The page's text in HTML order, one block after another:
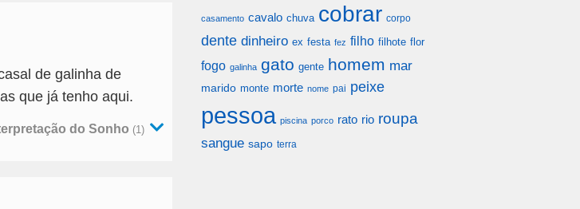
de galinha de
que já tenho aqui.
do Sonho (1)
casamento cavalo chuva cobrar corpo
dente dinheiro ex festa fez filho filhote flor
fogo galinha gato gente homem mar
marido monte morte nome pai peixe
pessoa piscina porco rato rio roupa
sangue sapo terra